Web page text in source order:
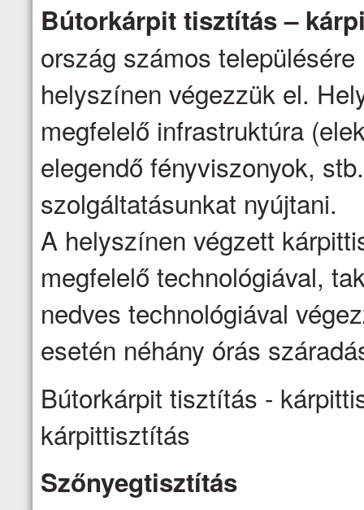
Bútorkárpit tisztítás –
ország számos
helyszínen végezzük el.
megfelelő infrastruktúra
elegendő fényviszonyok,
szolgáltatásunkat nyújtani.
A helyszínen végzett
megfelelő technológiával,
nedves technológiával
esetén néhány órás
Bútorkárpit tisztítás -
kárpittisztítás
Szőnyegtisztítás